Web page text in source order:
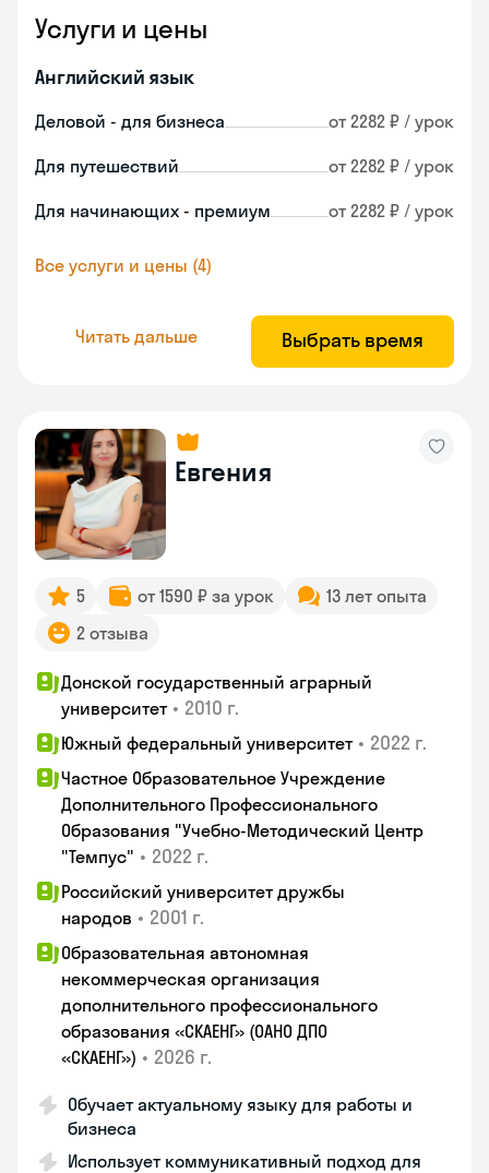
Услуги и цены
Английский язык
Деловой - для бизнеса от 2282 ₽ / урок
Для путешествий от 2282 ₽ / урок
Для начинающих - премиум от 2282 ₽ / урок
Все услуги и цены (4)
Читать дальше Выбрать время
Евгения
5 от 1590 ₽ за урок
13 лет опыта
2 отзыва
Донской государственный аграрный
университет • 2010 г.
Южный федеральный университет • 2022 г.
Частное Образовательное Учреждение
Дополнительного Профессионального
Образования "Учебно-Методический Центр
"Темпус" • 2022 г.
Российский университет дружбы
народов • 2001 г.
Образовательная автономная
некоммерческая организация
дополнительного профессионального
образования «СКАЕНГ» (ОАНО ДПО
«СКАЕНГ») • 2026 г.
Обучает актуальному языку для работы и
бизнеса
Использует коммуникативный подход для